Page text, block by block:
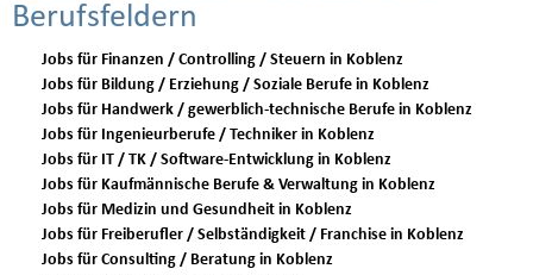
Berufsfeldern
Jobs für Finanzen / Controlling / Steuern in Koblenz
Jobs für Bildung / Erziehung / Soziale Berufe in Koblenz
Jobs für Handwerk / gewerblich-technische Berufe in Koblenz
Jobs für Ingenieurberufe / Techniker in Koblenz
Jobs für IT / TK / Software-Entwicklung in Koblenz
Jobs für Kaufmännische Berufe & Verwaltung in Koblenz
Jobs für Medizin und Gesundheit in Koblenz
Jobs für Freiberufler / Selbständigkeit / Franchise in Koblenz
Jobs für Consulting / Beratung in Koblenz